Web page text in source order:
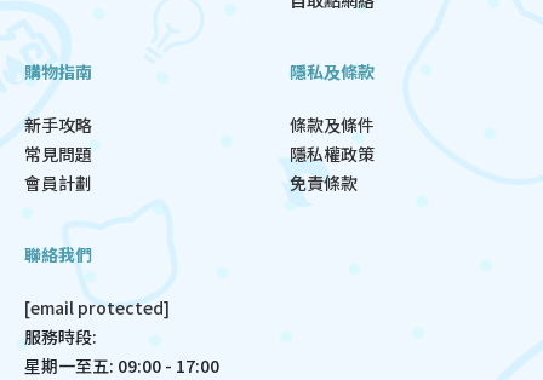
購物指南
新手攻略
常見問題
會員計劃
隱私及條款
條款及條件
隱私權政策
免責條款
聯絡我們
[email protected]
服務時段:
星期一至五: 09:00 - 17:00